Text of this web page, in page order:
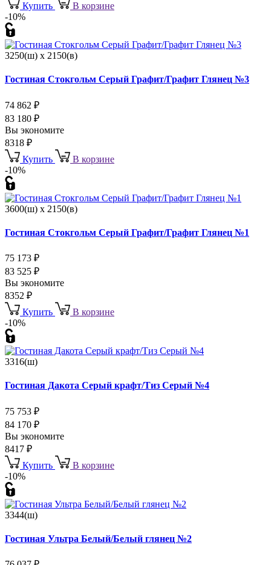
Купить
В корзине
-10%
3250(ш) x 2150(в)
Гостиная Стокгольм Серый Графит/Графит Глянец №3
74 862 ₽
83 180 ₽
Вы экономите
8318 ₽
Купить
В корзине
-10%
3600(ш) x 2150(в)
Гостиная Стокгольм Серый Графит/Графит Глянец №1
75 173 ₽
83 525 ₽
Вы экономите
8352 ₽
Купить
В корзине
-10%
3316(ш)
Гостиная Дакота Серый крафт/Тиз Серый №4
75 753 ₽
84 170 ₽
Вы экономите
8417 ₽
Купить
В корзине
-10%
3344(ш)
Гостиная Ультра Белый/Белый глянец №2